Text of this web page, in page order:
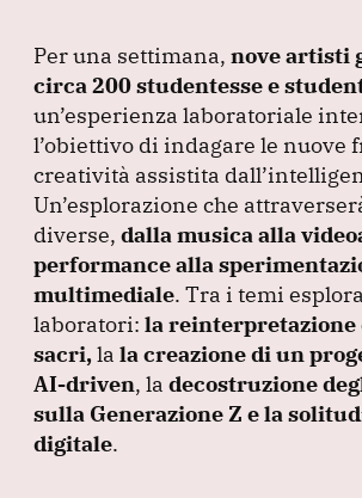
Per una settimana, nove artisti
circa 200 studentesse e
un’esperienza laboratoriale
l’obiettivo di indagare le nuove
creatività assistita
Un’esplorazione che
diverse, dalla musica alla
performance alla
multimediale. Tra i temi
laboratori: la
sacri,la la creazione di un
AI-driven, la decostruzione
sulla Generazione Z e la
digitale.